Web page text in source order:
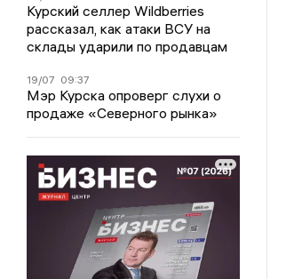
Курский селлер Wildberries
рассказал, как атаки ВСУ на
склады ударили по продавцам
19/07 09:37
Мэр Курска опроверг слухи о
продаже «Северного рынка»